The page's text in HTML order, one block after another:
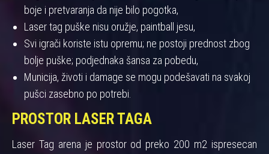
boje i pretvaranja da nije bilo pogotka,
Laser tag puške nisu oružje, paintball jesu,
Svi igrači koriste istu opremu; ne postoji prednost zbog
bolje puške; podjednaka šansa za pobedu,
Municija, životi i damage se mogu podešavati na svakoj
pušci zasebno po potrebi.
PROSTOR LASER TAGA
Laser Tag arena je prostor od preko 200 m2 ispresecan